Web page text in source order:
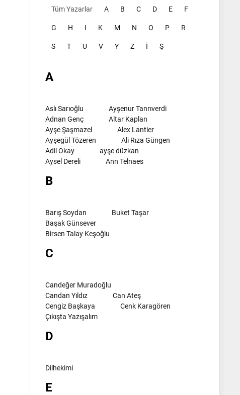
Tüm Yazarlar A B C D E F
G H I K M N O P R
S T U V Y Z İ Ş
A
Aslı Sarıoğlu
Ayşenur Tanrıverdi
Adnan Genç
Altar Kaplan
Ayşe Şaşmazel
Alex Lantier
Ayşegül Tözeren
Ali Rıza Güngen
Adil Okay
ayşe düzkan
Aysel Dereli
Ann Telnaes
B
Barış Soydan
Buket Taşar
Başak Günsever
Birsen Talay Keşoğlu
C
Candeğer Muradoğlu
Candan Yıldız
Can Ateş
Cengiz Başkaya
Cenk Karagören
Çıkışta Yazışalım
D
Dilhekimi
E